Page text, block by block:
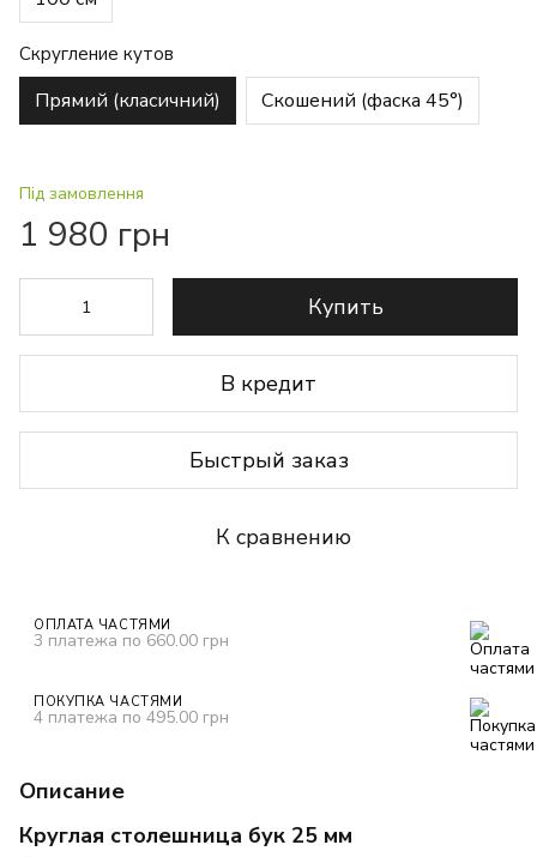
Скругление кутов
Прямий (класичний) Скошений (фаска 45°)
Під замовлення
1 980 грн
Купить
В кредит
Быстрый заказ
К сравнению
ОПЛАТА ЧАСТЯМИ
3 платежа по 660.00 грн
ПОКУПКА ЧАСТЯМИ
4 платежа по 495.00 грн
Описание
Круглая столешница бук 25 мм